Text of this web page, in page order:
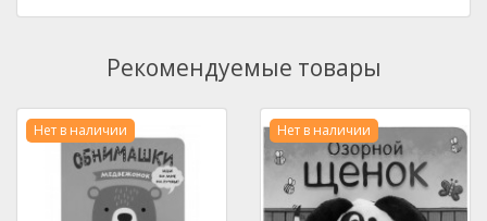
Рекомендуемые товары
Нет в наличии Нет в наличии